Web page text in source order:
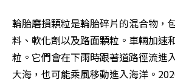
輪胎磨損顆粒是輪胎碎片的混合物，
料、軟化劑以及路面顆粒。車輛加速
粒。它們會在下雨時跟著道路徑流進
大海，也可能乘風移動進入海洋。